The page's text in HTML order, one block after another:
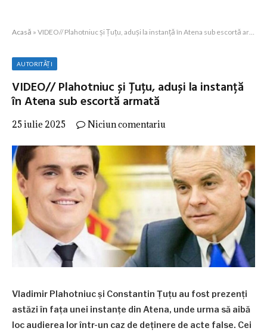
Acasă » VIDEO// Plahotniuc și Țuțu, aduși la instanță în Atena sub escortă armată
AUTORITĂȚI
VIDEO// Plahotniuc și Țuțu, aduși la instanță
în Atena sub escortă armată
25 iulie 2025 Niciun comentariu
Vladimir Plahotniuc și Constantin Țuțu au fost prezenți
astăzi în fața unei instanțe din Atena, unde urma să aibă
loc audierea lor într-un caz de deținere de acte false. Cei